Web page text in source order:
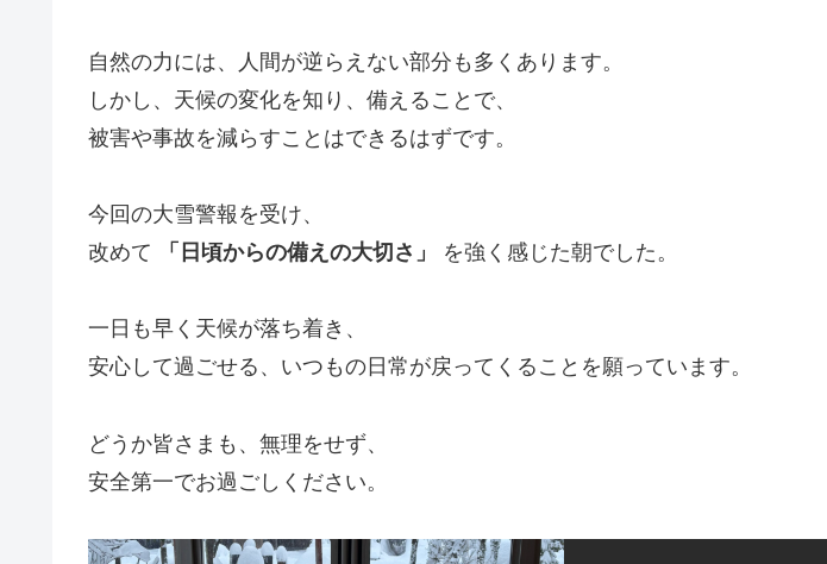
自然の力には、人間が逆らえない部分も多くあります。
しかし、天候の変化を知り、備えることで、
被害や事故を減らすことはできるはずです。
今回の大雪警報を受け、
改めて
「日頃からの備えの大切さ」 を強く感じた朝でした。
一日も早く天候が落ち着き、
安心して過ごせる、いつもの日常が戻ってくることを願っています。
どうか皆さまも、無理をせず、
安全第一でお過ごしください。